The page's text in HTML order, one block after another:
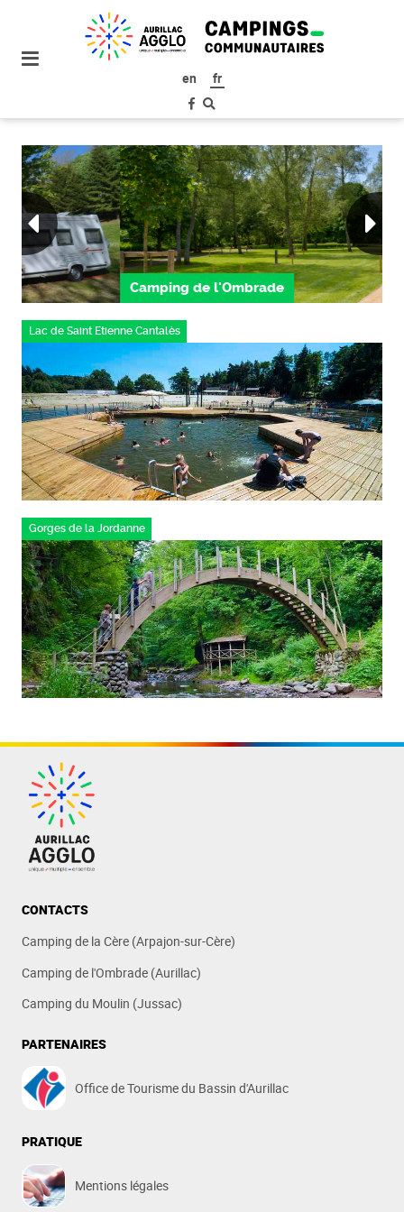
menu
aller au
contenu
en fr
Camping de l'Ombrade
Lac de Saint Etienne Cantalès
Gorges de la Jordanne
CONTACTS
Camping de la Cère (Arpajon-sur-Cère)
Camping de l'Ombrade (Aurillac)
Camping du Moulin (Jussac)
PARTENAIRES
Office de Tourisme du Bassin d'Aurillac
PRATIQUE
Mentions légales